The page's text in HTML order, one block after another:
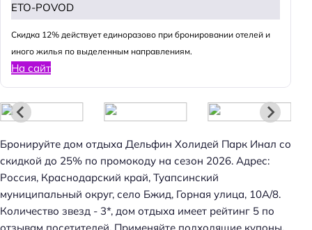
ETO-POVOD
Cкидка 12% действует единоразово при бронировании отелей и
иного жилья по выделенным направлениям.
На сайт
Бронируйте дом отдыха Дельфин Холидей Парк Инал со
скидкой до 25% по промокоду на сезон 2026. Адрес:
Россия, Краснодарский край, Туапсинский
муниципальный округ, село Бжид, Горная улица, 10А/8.
Количество звезд - 3*, дом отдыха имеет рейтинг 5 по